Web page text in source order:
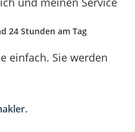
24 Stunden am Tag
einfach. Sie werden